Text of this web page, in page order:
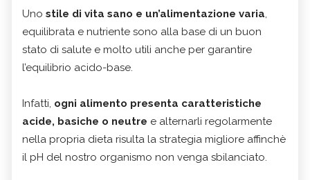
Uno stile di vita sano e un’alimentazione varia,
equilibrata e nutriente sono alla base di un buon
stato di salute e molto utili anche per garantire
l’equilibrio acido-base.
Infatti, ogni alimento presenta caratteristiche
acide, basiche o neutre e alternarli regolarmente
nella propria dieta risulta la strategia migliore affinchè
il pH del nostro organismo non venga sbilanciato.